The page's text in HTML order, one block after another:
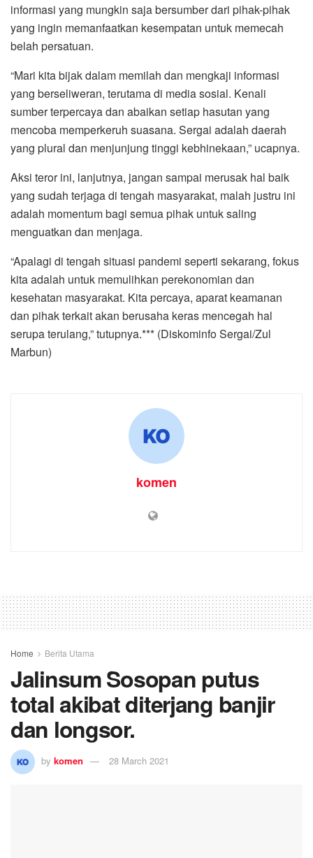
informasi yang mungkin saja bersumber dari pihak-pihak
yang ingin memanfaatkan kesempatan untuk memecah
belah persatuan.
“Mari kita bijak dalam memilah dan mengkaji informasi
yang berseliweran, terutama di media sosial. Kenali
sumber terpercaya dan abaikan setiap hasutan yang
mencoba memperkeruh suasana. Sergai adalah daerah
yang plural dan menjunjung tinggi kebhinekaan,” ucapnya.
Aksi teror ini, lanjutnya, jangan sampai merusak hal baik
yang sudah terjaga di tengah masyarakat, malah justru ini
adalah momentum bagi semua pihak untuk saling
menguatkan dan menjaga.
“Apalagi di tengah situasi pandemi seperti sekarang, fokus
kita adalah untuk memulihkan perekonomian dan
kesehatan masyarakat. Kita percaya, aparat keamanan
dan pihak terkait akan berusaha keras mencegah hal
serupa terulang,” tutupnya.*** (Diskominfo Sergai/Zul
Marbun)
komen
Home Berita Utama
Jalinsum Sosopan putus
total akibat diterjang banjir
dan longsor.
by komen 28 March 2021